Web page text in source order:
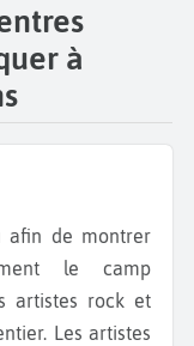
à
le camp
artistes rock et
Les artistes